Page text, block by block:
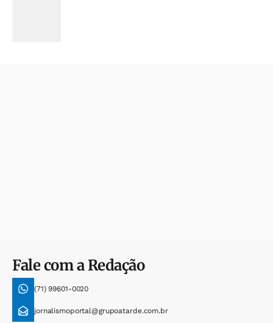
Fale com a Redação
(71) 99601-0020
jornalismoportal@grupoatarde.com.br